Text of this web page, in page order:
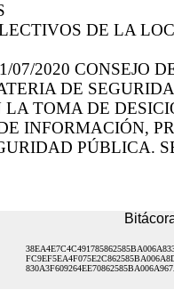
DE LA
07/2020 CONSEJO
DE
TOMA DE
INFORMACIÓN,
PÚBLICA.